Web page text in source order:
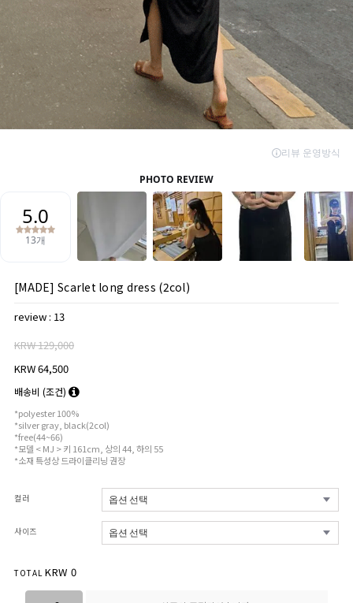
[MADE] Scarlet long dress (2col)
review : 13
KRW 129,000
KRW 64,500
배송비 (조건)
*polyester 100%
*silver gray, black(2col)
*free(44~66)
*모델 < MJ > 키 161cm, 상의 44, 하의 55
*소재 특성상 드라이클리닝 권장
컬러
사이즈
TOTAL KRW 0